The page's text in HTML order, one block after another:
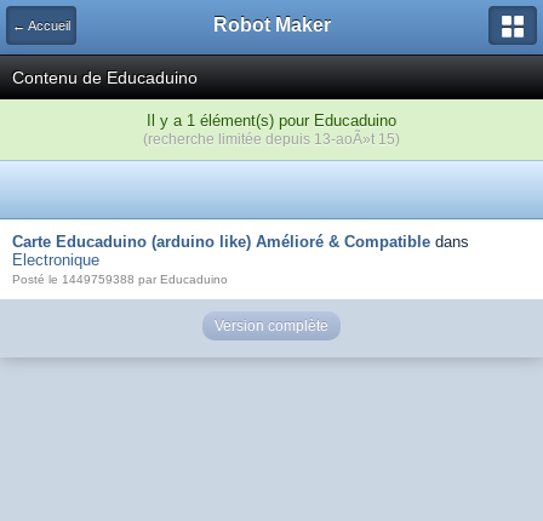
← Accueil Robot Maker
Contenu de Educaduino
Il y a 1 élément(s) pour Educaduino
(recherche limitée depuis 13-aoÃ»t 15)
Carte Educaduino (arduino like) Amélioré & Compatible dans
Electronique
Posté le 1449759388 par Educaduino
Version complète